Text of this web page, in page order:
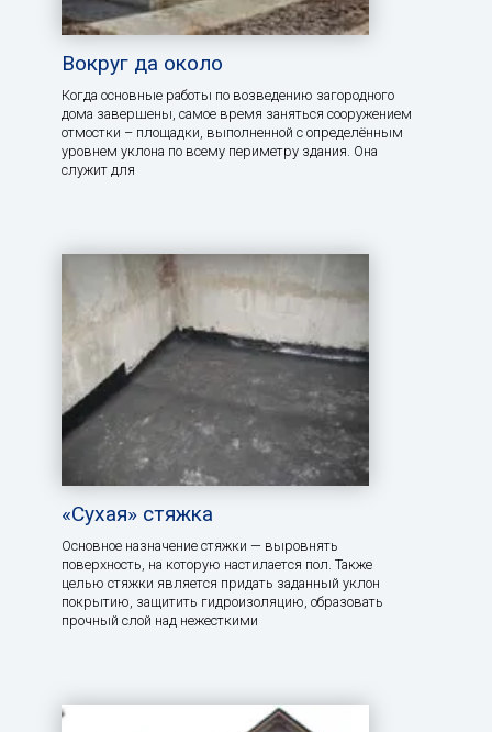
Вокруг да около
Когда основные работы по возведению загородного
дома завершены, самое время заняться сооружением
отмостки – площадки, выполненной с определённым
уровнем уклона по всему периметру здания. Она
служит для
«Сухая» стяжка
Основное назначение стяжки — выровнять
поверхность, на которую настилается пол. Также
целью стяжки является придать заданный уклон
покрытию, защитить гидроизоляцию, образовать
прочный слой над нежесткими